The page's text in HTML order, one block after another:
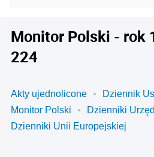
Monitor Polski - rok
224
Akty ujednolicone
Dziennik
Monitor Polski
Dzienniki
Dzienniki Unii Europejskiej